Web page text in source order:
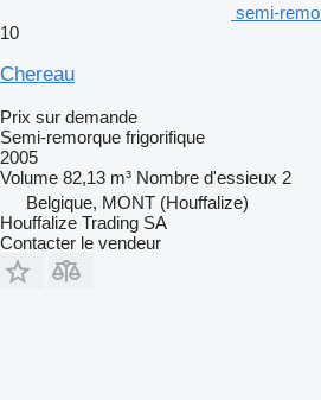
semi-
10
Chereau
Prix sur demande
Semi-remorque frigorifique
2005
Volume 82,13 m³ Nombre d'essieux 2
Belgique, MONT (Houffalize)
Houffalize Trading SA
Contacter le vendeur